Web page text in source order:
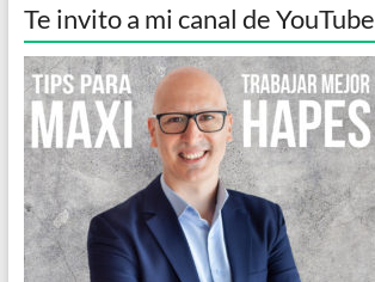
Te invito a mi canal de YouTube